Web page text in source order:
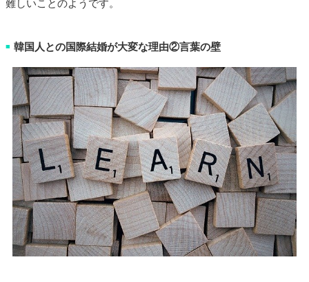
難しいことのようです。
■ 韓国人との国際結婚が大変な理由②言葉の壁